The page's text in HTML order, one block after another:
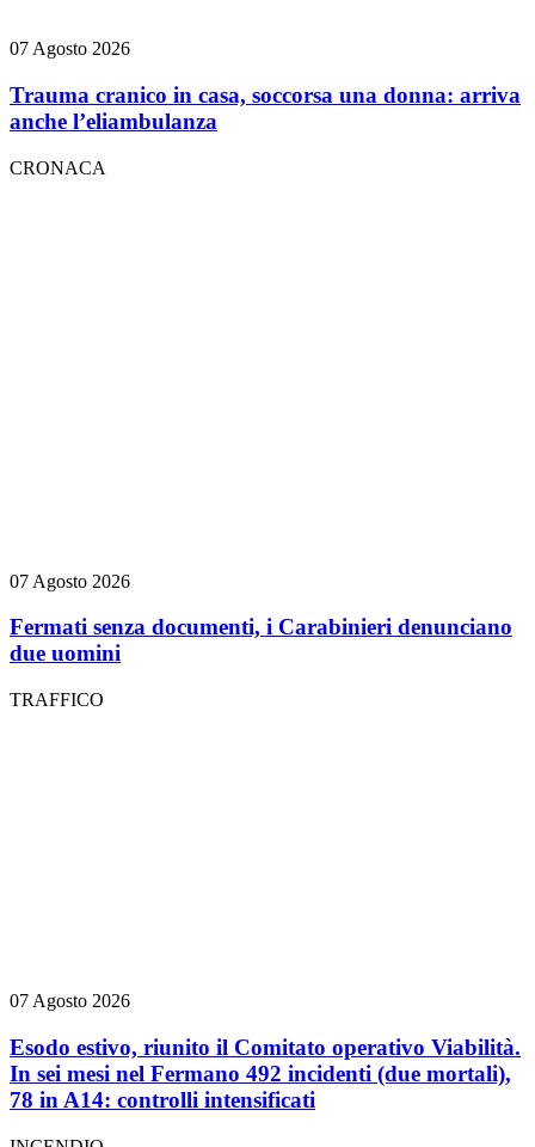
07 Agosto 2026
Trauma cranico in casa, soccorsa una donna: arriva
anche l’eliambulanza
CRONACA
07 Agosto 2026
Fermati senza documenti, i Carabinieri denunciano
due uomini
TRAFFICO
07 Agosto 2026
Esodo estivo, riunito il Comitato operativo Viabilità.
In sei mesi nel Fermano 492 incidenti (due mortali),
78 in A14: controlli intensificati